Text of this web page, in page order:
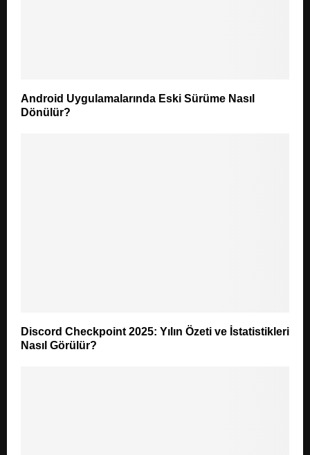
Android Uygulamalarında Eski Sürüme Nasıl
Dönülür?
Discord Checkpoint 2025: Yılın Özeti ve İstatistikleri
Nasıl Görülür?